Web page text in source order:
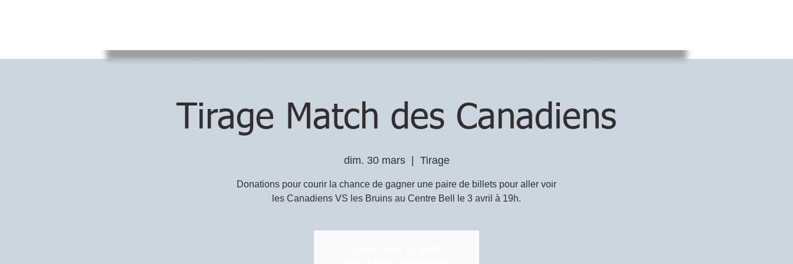
Tirage Match des Canadiens
dim. 30 mars
  |
Tirage
Donations pour courir la chance de gagner une paire de billets pour aller voir
les Canadiens VS les Bruins au Centre Bell le 3 avril à 19h.